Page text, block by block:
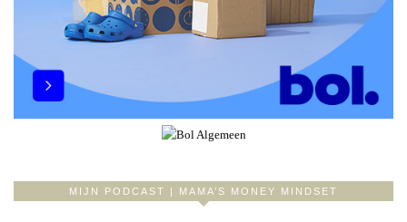
MIJN PODCAST | MAMA’S MONEY MINDSET